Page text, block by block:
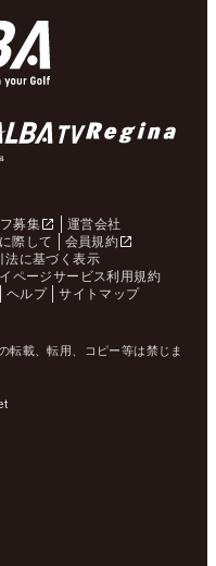
募集
運営会社
際して
会員規約
法に基づく表示
ページサービス利用規約
ヘルプ サイトマップ
転載、転用、コピー等は禁じま